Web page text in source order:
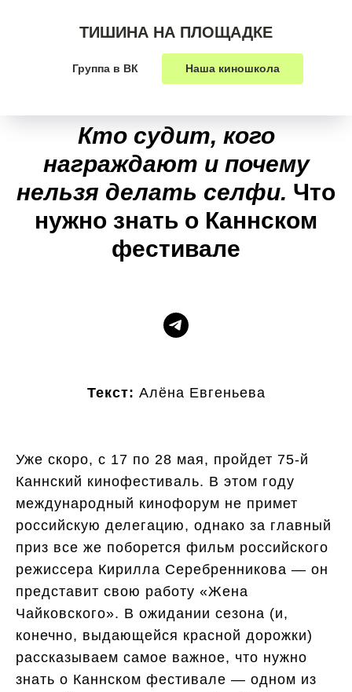
ТИШИНА НА ПЛОЩАДКЕ
Группа в ВК Наша киношкола
Кто судит, кого
награждают и почему
нельзя делать селфи. Что
нужно знать о Каннском
фестивале
Текст: Алёна Евгеньева
Уже скоро, с 17 по 28 мая, пройдет 75-й
Каннский кинофестиваль. В этом году
международный кинофорум не примет
российскую делегацию, однако за главный
приз все же поборется фильм российского
режиссера Кирилла Серебренникова — он
представит свою работу «Жена
Чайковского»‎. В ожидании сезона (и,
конечно, выдающейся красной дорожки)
рассказываем самое важное, что нужно
знать о Каннском фестивале — одном из